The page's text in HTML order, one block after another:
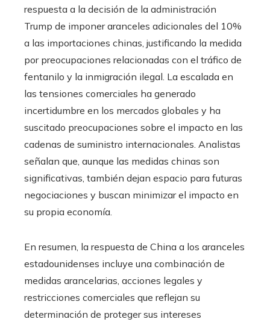
respuesta a la decisión de la administración
Trump de imponer aranceles adicionales del 10%
a las importaciones chinas, justificando la medida
por preocupaciones relacionadas con el tráfico de
fentanilo y la inmigración ilegal. La escalada en
las tensiones comerciales ha generado
incertidumbre en los mercados globales y ha
suscitado preocupaciones sobre el impacto en las
cadenas de suministro internacionales. Analistas
señalan que, aunque las medidas chinas son
significativas, también dejan espacio para futuras
negociaciones y buscan minimizar el impacto en
su propia economía.
En resumen, la respuesta de China a los aranceles
estadounidenses incluye una combinación de
medidas arancelarias, acciones legales y
restricciones comerciales que reflejan su
determinación de proteger sus intereses